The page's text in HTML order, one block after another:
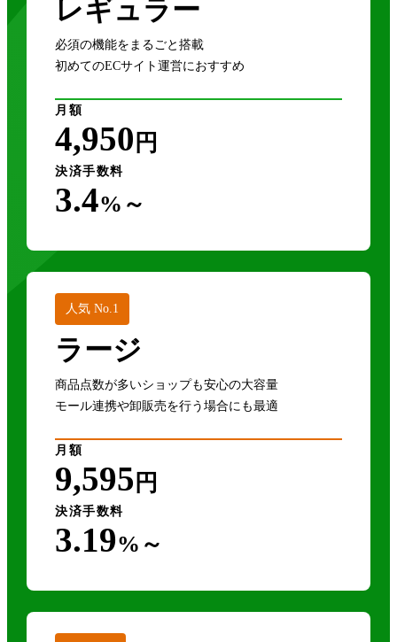
レギュラー
必須の機能をまるごと搭載
初めてのECサイト運営におすすめ
月額
4,950 円
決済手数料
3.4%～
人気 No.1
ラージ
商品点数が多いショップも安心の大容量
モール連携や卸販売を行う場合にも最適
月額
9,595 円
決済手数料
3.19%～